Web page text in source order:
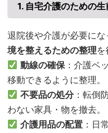
1. 自宅介護のための生
退院後や介護が必要にな
境を整えるための整理を
動線の確保：介護ベ
移動できるように整理。
不要品の処分：転倒
わない家具・物を撤去。
介護用品の配置：日